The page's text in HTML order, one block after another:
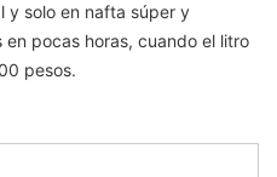
y solo en nafta súper y
pocas horas, cuando el litro
pesos.